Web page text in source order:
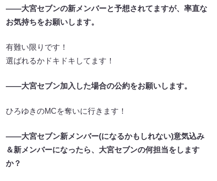
――大宮セブンの新メンバーと予想されてますが、率直な
お気持ちをお願いします。
有難い限りです！
選ばれるかドキドキしてます！
――大宮セブン加入した場合の公約をお願いします。
ひろゆきのMCを奪いに行きます！
――大宮セブン新メンバー(になるかもしれない)意気込み
＆新メンバーになったら、大宮セブンの何担当をします
か？